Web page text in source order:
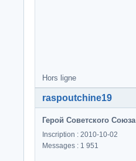
Hors ligne
raspoutchine19
Герой Советского Союза
Inscription : 2010-10-02
Messages : 1 951